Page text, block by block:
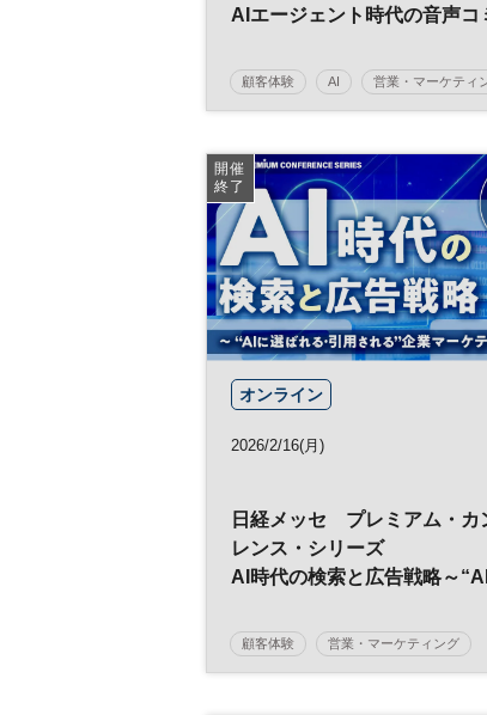
AIエージェント時代の音声コ
～顧客体験最適化とコンプラ
ス強化の両立～
顧客体験 AI 営業・マーケティ
バックオフィス
日経メッセプレミアム・カンファレンス
ズ
開催
終了
オンライン
2026/2/16(月)
日経メッセ プレミアム・カ
レンス・シリーズ
AI時代の検索と広告戦略～
ィングとは～
顧客体験 営業・マーケティング